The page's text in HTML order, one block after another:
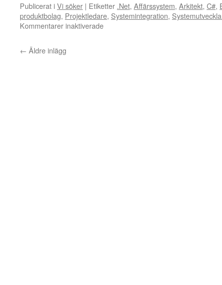
Publicerat iVi söker | Etiketter .Net, Affärssystem, Arkitekt, C#,
produktbolag, Projektledare, Systemintegration,
Kommentarer inaktiveradeför
← Äldre inlägg